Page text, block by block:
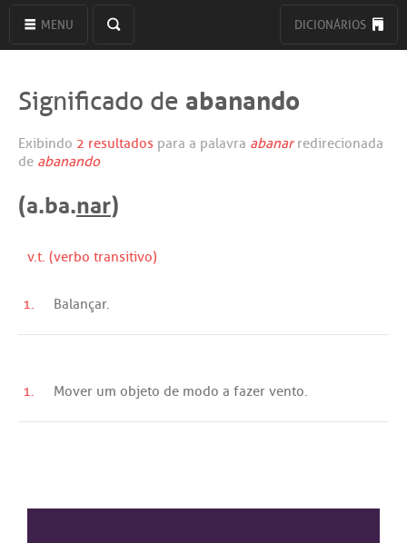
MENU DICIONÁRIOS
Significado de abanando
Exibindo 2 resultados para a palavra abanarredirecionada
de abanando
(a.ba.nar)
v.t. (verbo transitivo)
1. Balançar.
1. Mover um objeto de modo a fazer vento.